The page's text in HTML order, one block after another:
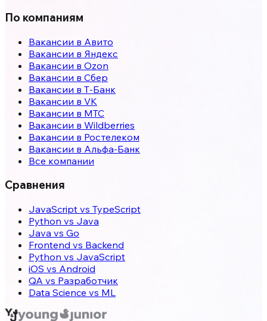
По компаниям
Вакансии в Авито
Вакансии в Яндекс
Вакансии в Ozon
Вакансии в Сбер
Вакансии в Т-Банк
Вакансии в VK
Вакансии в МТС
Вакансии в Wildberries
Вакансии в Ростелеком
Вакансии в Альфа-Банк
Все компании
Сравнения
JavaScript vs TypeScript
Python vs Java
Java vs Go
Frontend vs Backend
Python vs JavaScript
iOS vs Android
QA vs Разработчик
Data Science vs ML